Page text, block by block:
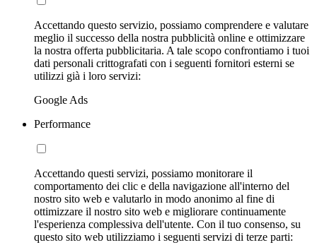
Accettando questo servizio, possiamo comprendere e valutare
meglio il successo della nostra pubblicità online e ottimizzare
la nostra offerta pubblicitaria. A tale scopo confrontiamo i tuoi
dati personali crittografati con i seguenti fornitori esterni se
utilizzi già i loro servizi:
Google Ads
Performance
Accettando questi servizi, possiamo monitorare il
comportamento dei clic e della navigazione all'interno del
nostro sito web e valutarlo in modo anonimo al fine di
ottimizzare il nostro sito web e migliorare continuamente
l'esperienza complessiva dell'utente. Con il tuo consenso, su
questo sito web utilizziamo i seguenti servizi di terze parti: